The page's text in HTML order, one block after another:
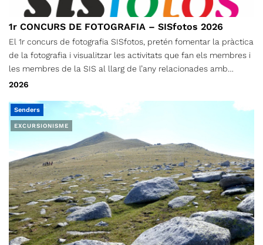
1r CONCURS DE FOTOGRAFIA – SISfotos 2026
El 1r concurs de fotografia SISfotos, pretén fomentar la pràctica
de la fotografia i visualitzar les activitats que fan els membres i
les membres de la SIS al llarg de l’any relacionades amb
l’espeleologia i el descens de barrancs.
2026
EXCURSIONISME
Senders